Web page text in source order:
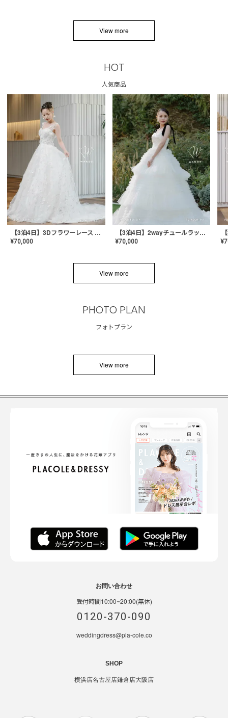
View more
HOT
人気商品
【3泊4日】3Dフラワーレース ドレス〈PD-WDOR-331〉
¥70,000
【3泊4日】2wayチュールラッフルドレス〈PD-WDOR-341RTL〉
¥70,000 ¥
View more
PHOTO PLAN
フォトプラン
View more
お問い合わせ
受付時間10:00~20:00(無休)
0120-370-090
weddingdress@pla-cole.co
SHOP
横浜店名古屋店鎌倉店大阪店